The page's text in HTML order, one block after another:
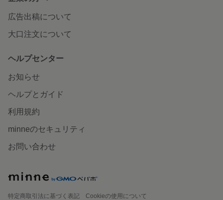
広告出稿について
大口注文について
ヘルプセンター
お知らせ
ヘルプとガイド
利用規約
minneのセキュリティ
お問い合わせ
特定商取引法に基づく表記
Cookieの使用について